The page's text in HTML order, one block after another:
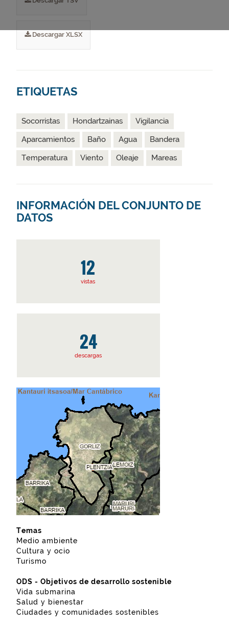
Descargar XLSX
ETIQUETAS
Socorristas Hondartzainas
Vigilancia
Aparcamientos
Baño Agua
Bandera
Temperatura
Viento Oleaje Mareas
INFORMACIÓN DEL CONJUNTO DE
DATOS
12
vistas
24
descargas
Temas
Medio ambiente
Cultura y ocio
Turismo
ODS - Objetivos de desarrollo sostenible
Vida submarina
Salud y bienestar
Ciudades y comunidades sostenibles